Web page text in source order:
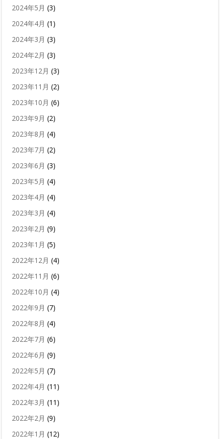
2024年5月 (3)
2024年4月 (1)
2024年3月 (3)
2024年2月 (3)
2023年12月 (3)
2023年11月 (2)
2023年10月 (6)
2023年9月 (2)
2023年8月 (4)
2023年7月 (2)
2023年6月 (3)
2023年5月 (4)
2023年4月 (4)
2023年3月 (4)
2023年2月 (9)
2023年1月 (5)
2022年12月 (4)
2022年11月 (6)
2022年10月 (4)
2022年9月 (7)
2022年8月 (4)
2022年7月 (6)
2022年6月 (9)
2022年5月 (7)
2022年4月 (11)
2022年3月 (11)
2022年2月 (9)
2022年1月 (12)